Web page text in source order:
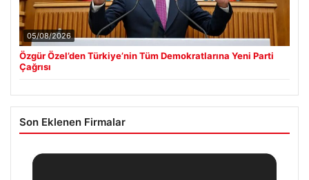
05/08/2026
Özgür Özel’den Türkiye’nin Tüm Demokratlarına Yeni Parti
Çağrısı
Son Eklenen Firmalar